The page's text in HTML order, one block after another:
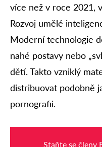
více než v roce 2021,
Rozvoj umělé
Moderní technologie
nahé postavy nebo
dětí. Takto vzniklý
distribuovat podobně
pornografii.
Staňte se členy